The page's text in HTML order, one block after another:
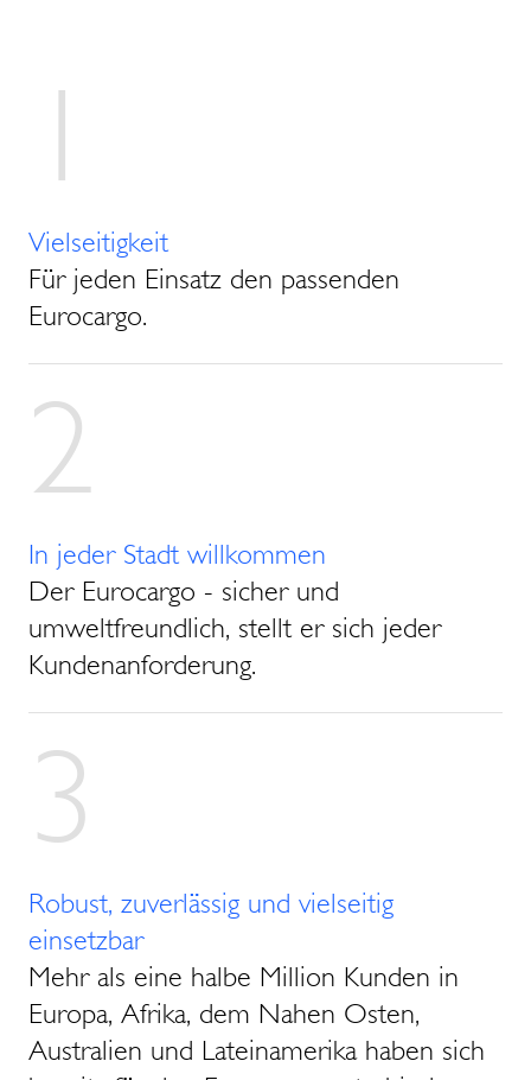
1
Vielseitigkeit
Für jeden Einsatz den passenden
Eurocargo.
2
In jeder Stadt willkommen
Der Eurocargo - sicher und
umweltfreundlich, stellt er sich jeder
Kundenanforderung.
3
Robust, zuverlässig und vielseitig
einsetzbar
Mehr als eine halbe Million Kunden in
Europa, Afrika, dem Nahen Osten,
Australien und Lateinamerika haben sich